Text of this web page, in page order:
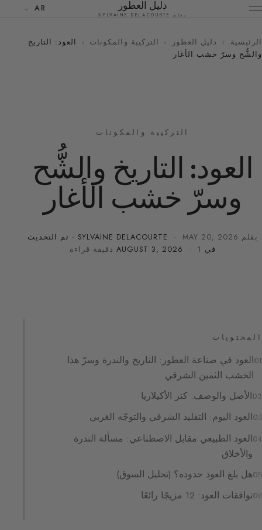
دليل العطور
بقلم SYLVAINE DELACOURTE
AR
الرئيسية › دليل العطور › التركيبة والمكونات ›
العود: التاريخ
والشُّح وسرّ خشب الأغار
التركيبة والمكونات
العود: التاريخ والشُّح
وسرّ خشب الأغار
بقلم SYLVAINE DELACOURTE ·MAY 20, 2026
· تم التحديث
في
AUGUST 3, 2026 · 1 دقيقة قراءة
المحتويات
العود في صناعة العطور: التاريخ والندرة وسرّ هذا
الخشب الثمين الشرقي
الأصل والوصف: كنز الأكيلاريا
العود اليوم: التقليد الشرقي والتوجّه الغربي
العود الطبيعي مقابل الاصطناعي: مسألة الندرة
والأخلاق
هل بلغ العود حدوده؟ (تحليل السوق)
توافقات العود: 12 مزيجًا رائعًا